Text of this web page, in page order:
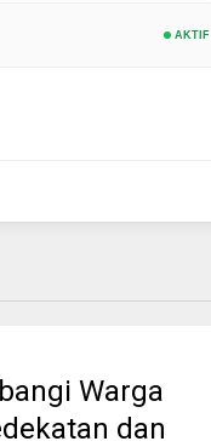
AKTIF
Warga
dan